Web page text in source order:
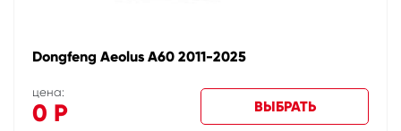
Dongfeng Aeolus A60 2011-2025
цена:
0 Р ВЫБРАТЬ